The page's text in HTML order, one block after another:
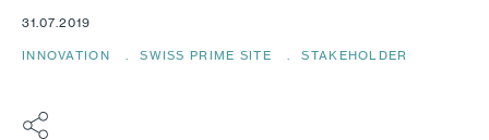
31.07.2019
INNOVATION SWISS PRIME SITE STAKEHOLDER